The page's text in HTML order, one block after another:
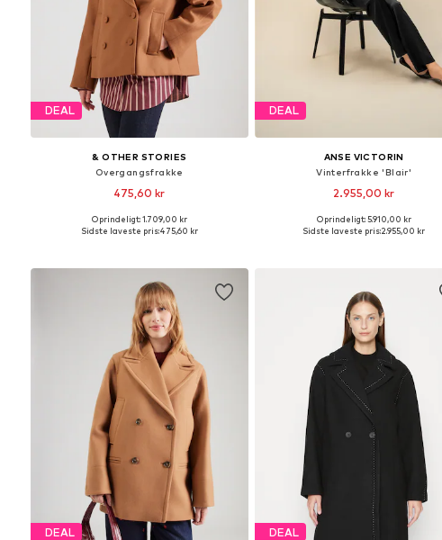
DEAL
& OTHER STORIES
Overgangsfrakke
475,60 kr
Tilgængelige størrelser: S, M, L
Oprindeligt: 1.709,00 kr
Sidste laveste pris:475,60 kr
DEAL
ANSE VICTORIN
Vinterfrakke 'Blair'
2.955,00 kr
Tilgængelige størrelser: XS, S, M, L
Oprindeligt: 5.910,00 kr
Sidste laveste pris:2.955,00 kr
DEAL DEAL